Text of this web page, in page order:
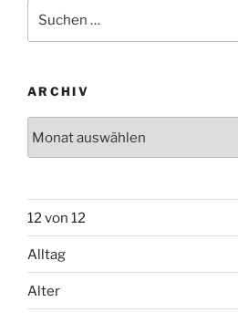
nach:
ARCHIV
12 von 12
Alltag
Alter